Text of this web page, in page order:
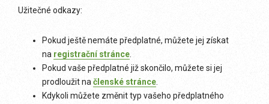
Užitečné odkazy:
Pokud ještě nemáte předplatné, můžete jej získat
na registrační stránce.
Pokud vaše předplatné již skončilo, můžete si jej
prodloužit načlenské stránce.
Kdykoli můžete změnit typ vašeho předplatného